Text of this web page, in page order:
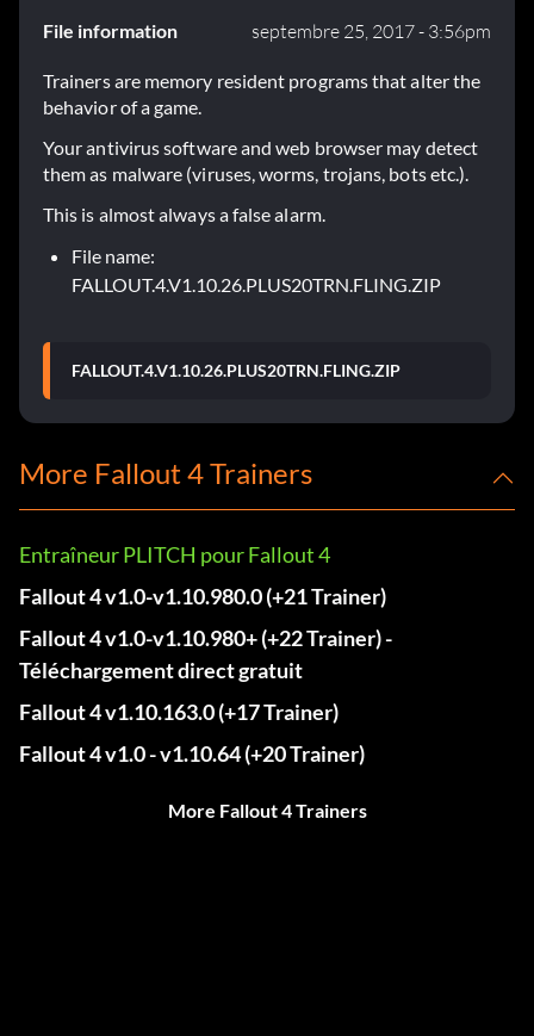
File information septembre 25, 2017 - 3:56pm
Trainers are memory resident programs that alter the
behavior of a game.
Your antivirus software and web browser may detect
them as malware (viruses, worms, trojans, bots etc.).
This is almost always a false alarm.
File name:
FALLOUT.4.V1.10.26.PLUS20TRN.FLING.ZIP
FALLOUT.4.V1.10.26.PLUS20TRN.FLING.ZIP
More Fallout 4 Trainers
Entraîneur PLITCH pour Fallout 4
Fallout 4 v1.0-v1.10.980.0 (+21 Trainer)
Fallout 4 v1.0-v1.10.980+ (+22 Trainer) -
Téléchargement direct gratuit
Fallout 4 v1.10.163.0 (+17 Trainer)
Fallout 4 v1.0 - v1.10.64 (+20 Trainer)
More Fallout 4 Trainers